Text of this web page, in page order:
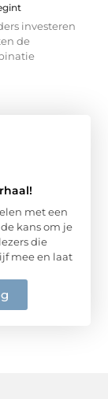
investeren
de
met een
kans om je
die
mee en laat